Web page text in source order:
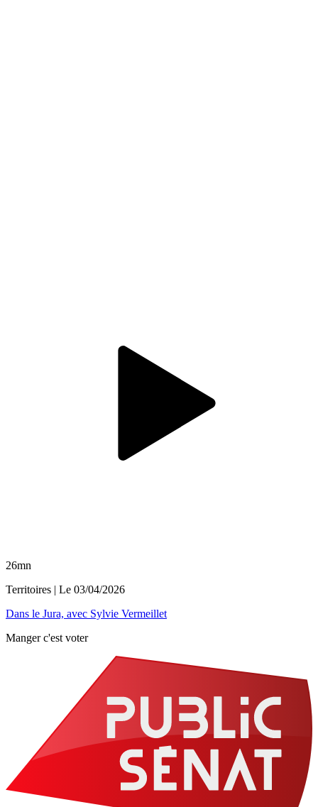
26mn
Territoires | Le 03/04/2026
Dans le Jura, avec Sylvie Vermeillet
Manger c'est voter